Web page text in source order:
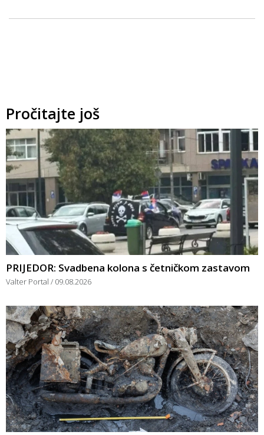
Pročitajte još
PRIJEDOR: Svadbena kolona s četničkom zastavom
Valter Portal 09.08.2026